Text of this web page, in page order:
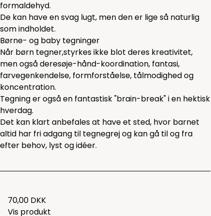
formaldehyd.
De kan have en svag lugt, men den er lige så naturlig
som indholdet.
Børne- og baby tegninger
Når børn tegner,styrkes ikke blot deres kreativitet,
men også deresøje-hånd-koordination, fantasi,
farvegenkendelse, formforståelse, tålmodighed og
koncentration.
Tegning er også en fantastisk "brain-break" i en hektisk
hverdag.
Det kan klart anbefales at have et sted, hvor barnet
altid har fri adgang til tegnegrej og kan gå til og fra
efter behov, lyst og idéer.
70,00 DKK
Vis produkt